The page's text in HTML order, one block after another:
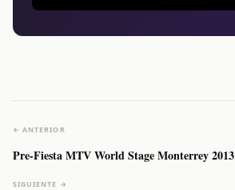
← ANTERIOR
Pre-Fiesta MTV World Stage Monterrey 2013
SIGUIENTE →